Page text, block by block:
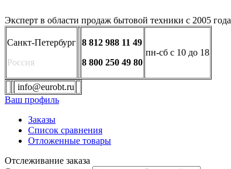
Эксперт в области продаж бытовой техники с 2005 года
Санкт-Петербург
Россия
8 812 988 11 49
8 800 250 49 80
пн-сб с 10 до 18
info@eurobt.ru
Ваш профиль
Заказы
Список сравнения
Отложенные товары
Отслеживание заказа